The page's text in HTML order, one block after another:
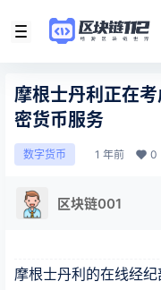
摩根士丹利正在
密货币服务
数字货币 1 年前 0
区块链001
摩根士丹利的在线经